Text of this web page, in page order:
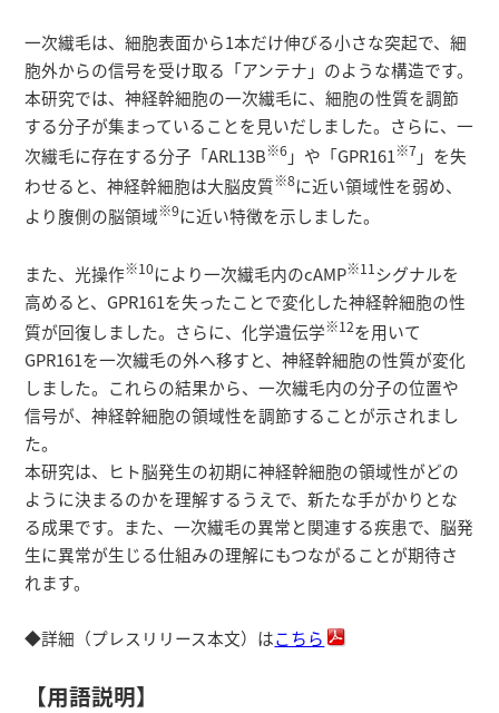
一次繊毛は、細胞表面から1本だけ伸びる小さな突起で、細
胞外からの信号を受け取る「アンテナ」のような構造です。
本研究では、神経幹細胞の一次繊毛に、細胞の性質を調節
する分子が集まっていることを見いだしました。さらに、一
次繊毛に存在する分子「ARL13B※6 」や「GPR161 ※7 」を失
わせると、神経幹細胞は大脳皮質※8に近い領域性を弱め、
より腹側の脳領域※9に近い特徴を示しました。
また、光操作※10により一次繊毛内のcAMP※11シグナルを
高めると、GPR161を失ったことで変化した神経幹細胞の性
質が回復しました。さらに、化学遺伝学※12を用いて
GPR161を一次繊毛の外へ移すと、神経幹細胞の性質が変化
しました。これらの結果から、一次繊毛内の分子の位置や
信号が、神経幹細胞の領域性を調節することが示されまし
た。
本研究は、ヒト脳発生の初期に神経幹細胞の領域性がどの
ように決まるのかを理解するうえで、新たな手がかりとな
る成果です。また、一次繊毛の異常と関連する疾患で、脳発
生に異常が生じる仕組みの理解にもつながることが期待さ
れます。
◆詳細（プレスリリース本文）はこちら
【用語説明】